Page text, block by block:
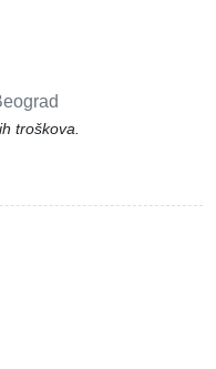
troškova.